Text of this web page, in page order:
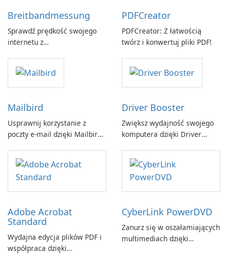
Breitbandmessung
Sprawdź prędkość swojego
internetu z
GmbH!
PDFCreator
PDFCreator: Z łatwością
twórz i konwertuj pliki PDF!
Mailbird
Usprawnij korzystanie z
poczty e-mail dzięki Mailbird
Driver Booster
Zwiększ wydajność swojego
komputera dzięki Driver
Adobe Acrobat
Standard
Wydajna edycja plików PDF i
współpraca dzięki
CyberLink PowerDVD
Zanurz się w oszałamiających
multimediach dzięki